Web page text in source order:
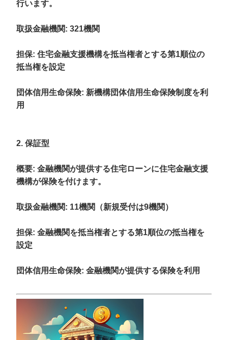
行います。
取扱金融機関: 321機関
担保: 住宅金融支援機構を抵当権者とする第1順位の
抵当権を設定
団体信用生命保険: 新機構団体信用生命保険制度を利
用
2. 保証型
概要: 金融機関が提供する住宅ローンに住宅金融支援
機構が保険を付けます。
取扱金融機関: 11機関（新規受付は9機関）
担保: 金融機関を抵当権者とする第1順位の抵当権を
設定
団体信用生命保険: 金融機関が提供する保険を利用